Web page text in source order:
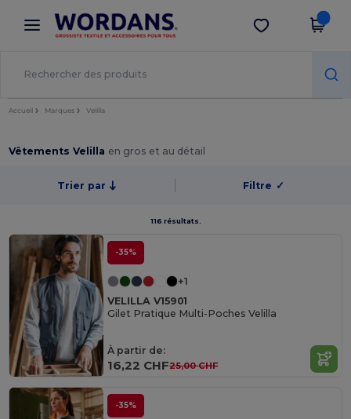
× Appli Wordans
Meilleurs prix sur l’app !
Obtenir l'appli
Accueil Marques Velilla
Vêtements Velilla en gros et au détail
Trier par Filtre ✓
116 résultats.
-35%
+1
VELILLA V15901
Gilet Pratique Multi-Poches Velilla
À partir de:
16,22 CHF25,00 CHF
-35%